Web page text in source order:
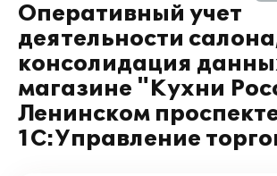
Оперативный учет
деятельности
консолидация
магазине "Кухни
Ленинском
1С:Управление